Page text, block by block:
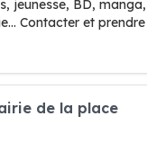
jeunesse, BD, manga,
Contacter et prendre
de la place